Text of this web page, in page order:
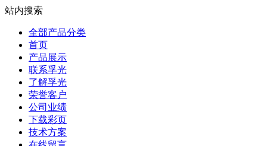
站内搜索
全部产品分类
首页
产品展示
联系孚光
了解孚光
荣誉客户
公司业绩
下载彩页
技术方案